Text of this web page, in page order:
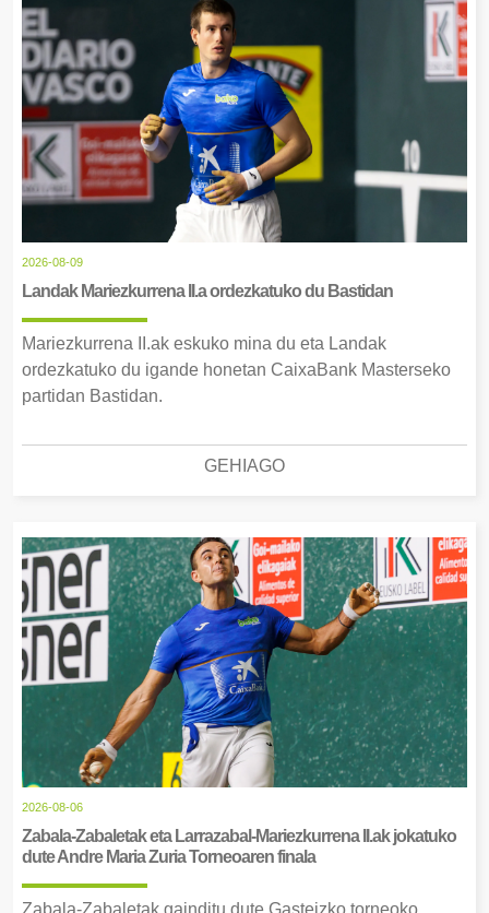
2026-08-09
Landak Mariezkurrena II.a ordezkatuko du Bastidan
Mariezkurrena II.ak eskuko mina du eta Landak
ordezkatuko du igande honetan CaixaBank Masterseko
partidan Bastidan.
GEHIAGO
2026-08-06
Zabala-Zabaletak eta Larrazabal-Mariezkurrena II.ak jokatuko
dute Andre Maria Zuria Torneoaren finala
Zabala-Zabaletak gainditu dute Gasteizko torneoko